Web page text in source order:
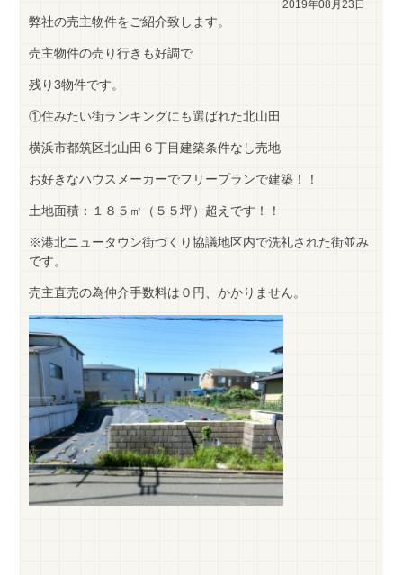
2019年08月23日
弊社の売主物件をご紹介致します。
売主物件の売り行きも好調で
残り3物件です。
①住みたい街ランキングにも選ばれた北山田
横浜市都筑区北山田６丁目建築条件なし売地
お好きなハウスメーカーでフリープランで建築！！
土地面積：１８５㎡（５５坪）超えです！！
※港北ニュータウン街づくり協議地区内で洗礼された街並み
です。
売主直売の為仲介手数料は０円、かかりません。